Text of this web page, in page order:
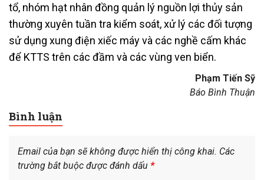
tổ, nhóm hạt nhân đồng quản lý nguồn lợi thủy sản
thường xuyên tuần tra kiểm soát, xử lý các đối tượng
sử dụng xung điện xiếc máy và các nghề cấm khác
để KTTS trên các đầm và các vùng ven biển.
Phạm Tiến Sỹ
Báo Bình Thuận
Bình luận
Email của bạn sẽ không được hiển thị công khai. Các
trường bắt buộc được đánh dấu *